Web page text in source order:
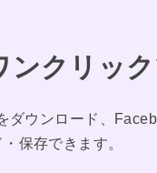
ンクリッ
ウンロード、
保存できます。